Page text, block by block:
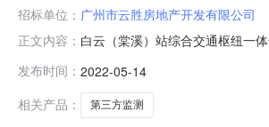
招标单位： 广州市云胜房地产开发有限公司
正文内容： 白云（棠溪）站综合交通枢纽一
公开比选，并有权从响应人中评
容交通枢纽用地、商业用地、商务
发布时间： 2022-05-14
相关产品：
第三方监测